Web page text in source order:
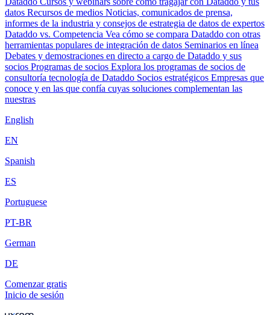
datos Recursos de medios Noticias, comunicados de prensa,
informes de la industria y consejos de estrategia de datos de expertos
Dataddo vs. Competencia Vea cómo se compara Dataddo con otras
herramientas populares de integración de datos Seminarios en línea
Debates y demostraciones en directo a cargo de Dataddo y sus
socios Programas de socios Explora los programas de socios de
consultoría tecnología de Dataddo Socios estratégicos Empresas que
conoce y en las que confía cuyas soluciones complementan las
nuestras
English
EN
Spanish
ES
Portuguese
PT-BR
German
DE
Comenzar gratis
Inicio de sesión